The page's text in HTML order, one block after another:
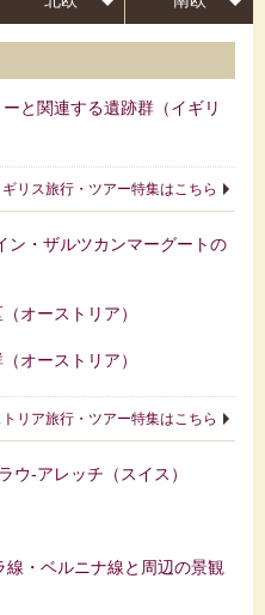
と関連する遺跡群（イギリ
ギリス旅行・ツアー特集はこちら
ン・ザルツカンマーグートの
オーストリア）
オーストリア）
リア旅行・ツアー特集はこちら
‐アレッチ（スイス）
・ベルニナ線と周辺の景観